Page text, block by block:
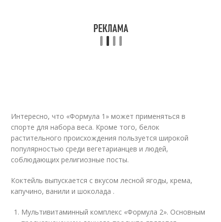
Интересно, что «Формула 1» может применяться в
спорте для набора веса. Кроме того, белок
растительного происхождения пользуется широкой
популярностью среди вегетарианцев и людей,
соблюдающих религиозные посты.
Коктейль выпускается с вкусом лесной ягоды, крема,
капучино, ванили и шоколада .
Мультивитаминный комплекс «Формула 2». Основным